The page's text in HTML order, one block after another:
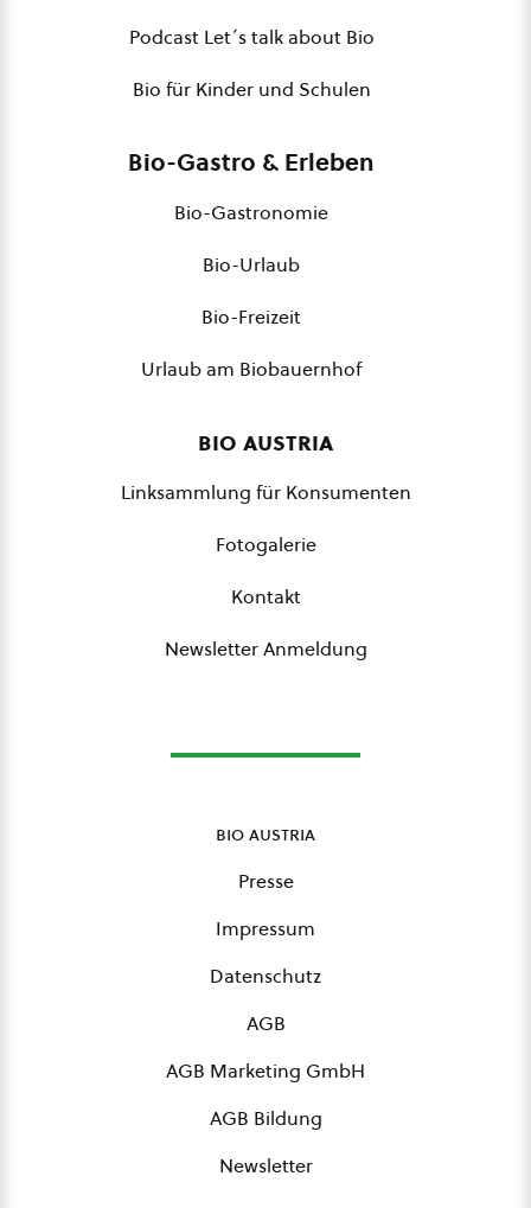
Podcast Let´s talk about Bio
Bio für Kinder und Schulen
Bio-Gastro & Erleben
Bio-Gastronomie
Bio-Urlaub
Bio-Freizeit
Urlaub am Biobauernhof
bio austria
Linksammlung für Konsumenten
Fotogalerie
Kontakt
Newsletter Anmeldung
bio austria
Presse
Impressum
Datenschutz
AGB
AGB Marketing GmbH
AGB Bildung
Newsletter